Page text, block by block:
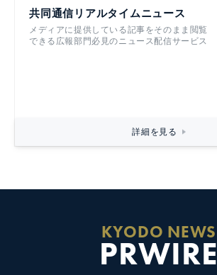
共同通信リアルタイムニュース
メディアに提供している記事をそのまま閲覧
できる広報部門必見のニュース配信サービス
詳細を見る
KYODO NEWS
PRWIRE